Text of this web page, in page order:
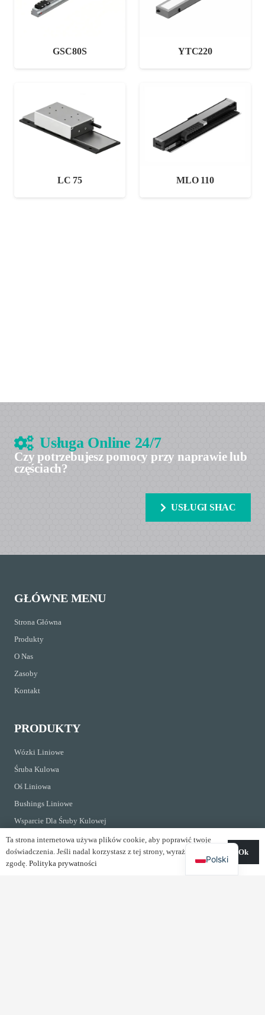
GSC80S YTC220
LC 75 MLO 110
Usługa Online 24/7
Czy potrzebujesz pomocy przy naprawie lub
częściach?
USŁUGI SHAC
GŁÓWNE MENU
Strona Główna
Produkty
O Nas
Zasoby
Kontakt
PRODUKTY
Wózki Liniowe
Śruba Kulowa
Oś Liniowa
Bushings Liniowe
Wsparcie Dla Śruby Kulowej
KONTAKTY
Ta strona internetowa używa plików cookie, aby poprawić twoje
doświadczenia. Jeśli nadal korzystasz z tej strony, wyrażasz na to
zgodę. Polityka prywatności
Ok
Polski